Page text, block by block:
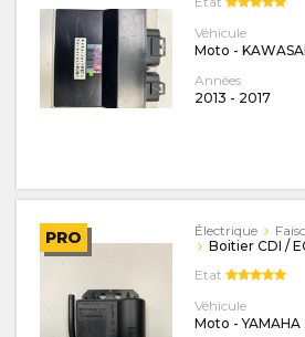
Véhicule
Moto -
Années
2013 - 2017
PRO Électrique
Boitier CDI /
Etat
Véhicule
Moto - YAMAHA